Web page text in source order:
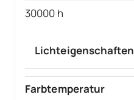
30000 h
Lichteigenschaften
Farbtemperatur